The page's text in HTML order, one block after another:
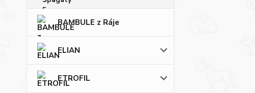
BAMBULE z Ráje
ELIAN
ETROFIL